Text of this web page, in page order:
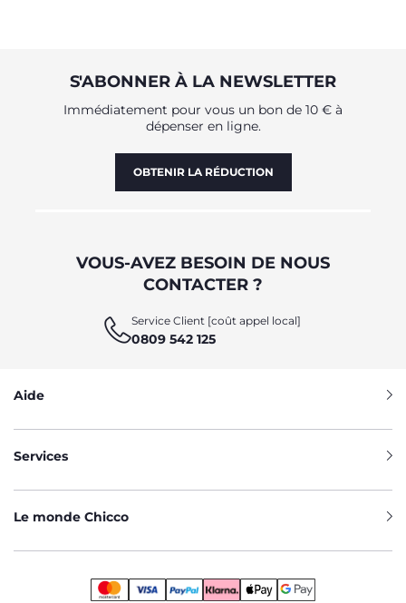
S'ABONNER À LA NEWSLETTER
Immédiatement pour vous un bon de 10 € à
dépenser en ligne.
OBTENIR LA RÉDUCTION
VOUS-AVEZ BESOIN DE NOUS
CONTACTER ?
Service Client [coût appel local]
0809 542 125
Aide
Services
Le monde Chicco